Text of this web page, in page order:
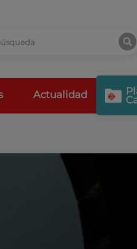
Actualidad